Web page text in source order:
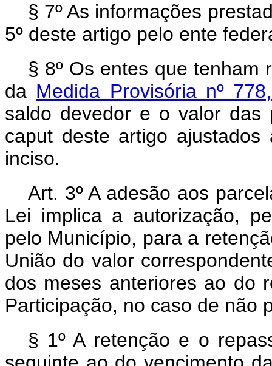
§ 7º As informações
5º deste artigo pelo ente
§ 8º Os entes que tenham
da Medida Provisória nº
saldo devedor e o valor
caput deste artigo
inciso.
Art. 3º A adesão aos
Lei implica a autorização,
pelo Município, para a
União do valor
dos meses anteriores ao do
Participação, no caso de não
§ 1º A retenção e o